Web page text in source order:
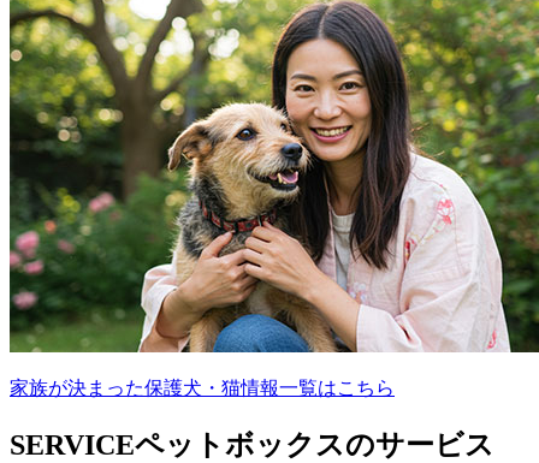
家族が決まった保護犬・猫情報一覧はこちら
SERVICEペットボックスのサービス